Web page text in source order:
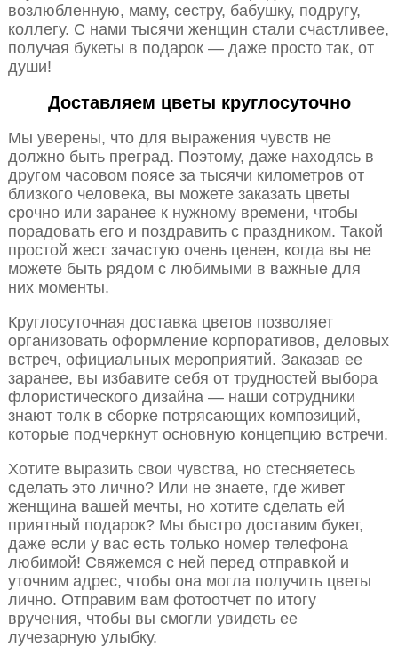
возлюбленную, маму, сестру, бабушку, подругу,
коллегу. С нами тысячи женщин стали счастливее,
получая букеты в подарок — даже просто так, от
души!
Доставляем цветы круглосуточно
Мы уверены, что для выражения чувств не
должно быть преград. Поэтому, даже находясь в
другом часовом поясе за тысячи километров от
близкого человека, вы можете заказать цветы
срочно или заранее к нужному времени, чтобы
порадовать его и поздравить с праздником. Такой
простой жест зачастую очень ценен, когда вы не
можете быть рядом с любимыми в важные для
них моменты.
Круглосуточная доставка цветов позволяет
организовать оформление корпоративов, деловых
встреч, официальных мероприятий. Заказав ее
заранее, вы избавите себя от трудностей выбора
флористического дизайна — наши сотрудники
знают толк в сборке потрясающих композиций,
которые подчеркнут основную концепцию встречи.
Хотите выразить свои чувства, но стесняетесь
сделать это лично? Или не знаете, где живет
женщина вашей мечты, но хотите сделать ей
приятный подарок? Мы быстро доставим букет,
даже если у вас есть только номер телефона
любимой! Свяжемся с ней перед отправкой и
уточним адрес, чтобы она могла получить цветы
лично. Отправим вам фотоотчет по итогу
вручения, чтобы вы смогли увидеть ее
лучезарную улыбку.